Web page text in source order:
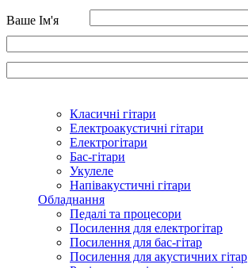
Ваше Ім'я
Класичні гітари
Електроакустичні гітари
Електрогітари
Бас-гітари
Укулеле
Напівакустичні гітари
Обладнання
Педалі та процесори
Посилення для електрогітар
Посилення для бас-гітар
Посилення для акустичних гітар